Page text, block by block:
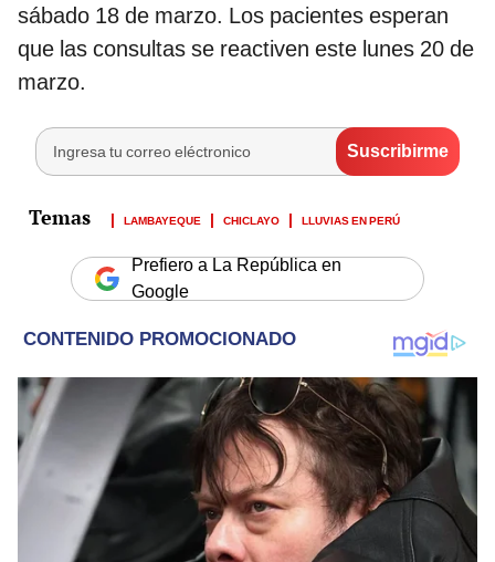
sábado 18 de marzo. Los pacientes esperan
que las consultas se reactiven este lunes 20 de
marzo.
LAMBAYEQUE CHICLAYO LLUVIAS EN PERÚ
Prefiero a La República en
Google